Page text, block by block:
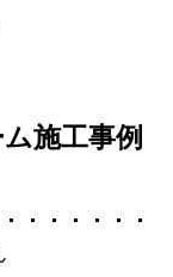
施工事例